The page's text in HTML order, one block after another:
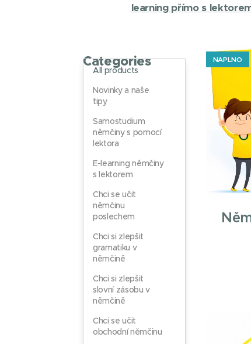
learning přímo s
Categories
All products
Novinky a naše
tipy
Samostudium
němčiny s pomocí
lektora
E-learning němčiny
s lektorem
Chci se učit
němčinu
poslechem
Chci si zlepšit
gramatiku v
němčině
Chci si zlepšit
slovní zásobu v
němčině
Chci se učit
obchodní němčinu
NAPLNO